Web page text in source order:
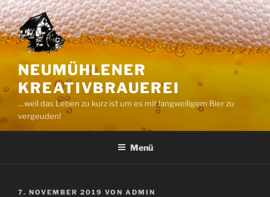
Zum
Inhalt
springen
NEUMÜHLENER
KREATIVBRAUEREI
…weil das Leben zu kurz ist um es mit langweiligem Bier zu
vergeuden!
Menü
VERÖFFENTLICHT
7. NOVEMBER 2019 VON ADMIN